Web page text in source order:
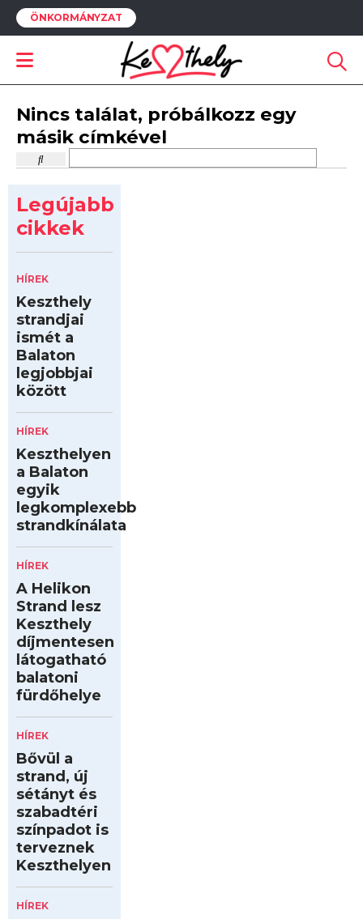
ÖNKORMÁNYZAT
Nincs találat, próbálkozz egy
másik címkével
Legújabb
cikkek
HÍREK
Keszthely
strandjai
ismét a
Balaton
legjobbjai
között
HÍREK
Keszthelyen
a Balaton
egyik
legkomplexebb
strandkínálata
HÍREK
A Helikon
Strand lesz
Keszthely
díjmentesen
látogatható
balatoni
fürdőhelye
HÍREK
Bővül a
strand, új
sétányt és
szabadtéri
színpadot is
terveznek
Keszthelyen
HÍREK